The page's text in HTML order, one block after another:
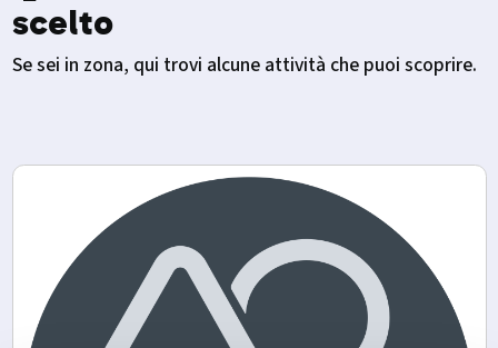
scelto
Se sei in zona, qui trovi alcune attività che puoi scoprire.